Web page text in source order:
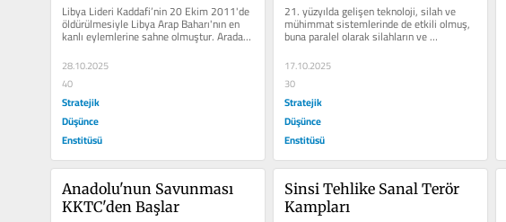
Libya Lideri Kaddafi’nin 20 Ekim 2011'de
öldürülmesiyle Libya Arap Baharı'nın en
kanlı eylemlerine sahne olmuştur. Aradan
geçen 14 yılda...
28.10.2025
40
Stratejik
Düşünce
Enstitüsü
21. yüzyılda gelişen teknoloji, silah ve
mühimmat sistemlerinde de etkili olmuş,
buna paralel olarak silahların ve
mühimmatların öldürücü...
17.10.2025
30
Stratejik
Düşünce
Enstitüsü
Anadolu'nun Savunması
KKTC'den Başlar
Sinsi Tehlike Sanal Terör
Kampları